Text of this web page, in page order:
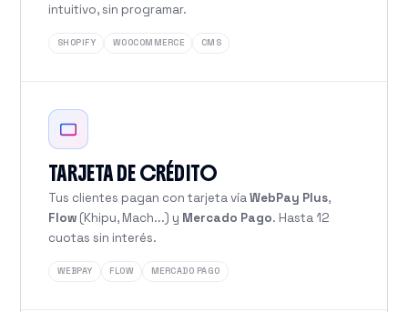
intuitivo, sin programar.
SHOPIFY WOOCOMMERCE CMS
TARJETA DE CRÉDITO
Tus clientes pagan con tarjeta víaWebPay Plus,
Flow (Khipu, Mach...) y Mercado Pago. Hasta 12
cuotas sin interés.
WEBPAY FLOW MERCADO PAGO